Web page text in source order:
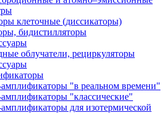
клеточные (диссикаторы)
бидистилляторы
облучатели, рециркуляторы
"в реальном времени"
"классические"
для изотермической